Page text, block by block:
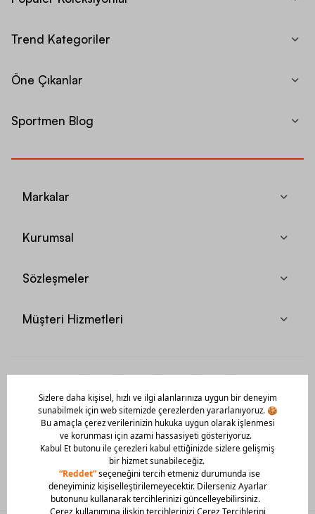
Trend Kategoriler
Öne Çıkanlar
Sportmen Blog
Markalar
Kurumsal
Sözleşmeler
Müşteri Hizmetleri
Mobil Uygulamamızı Hemen İndir!